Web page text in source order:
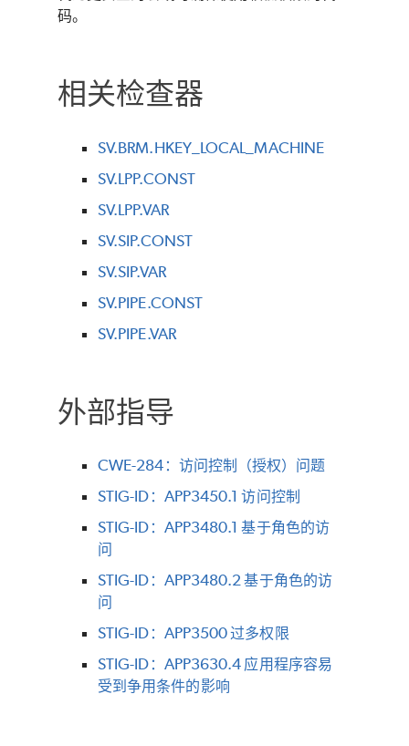
码。
相关检查器
SV.BRM.HKEY_LOCAL_MACHINE
SV.LPP.CONST
SV.LPP.VAR
SV.SIP.CONST
SV.SIP.VAR
SV.PIPE.CONST
SV.PIPE.VAR
外部指导
CWE-284：访问控制（授权）问题
STIG-ID：APP3450.1 访问控制
STIG-ID：APP3480.1 基于角色的访
问
STIG-ID：APP3480.2 基于角色的访
问
STIG-ID：APP3500 过多权限
STIG-ID：APP3630.4 应用程序容易
受到争用条件的影响